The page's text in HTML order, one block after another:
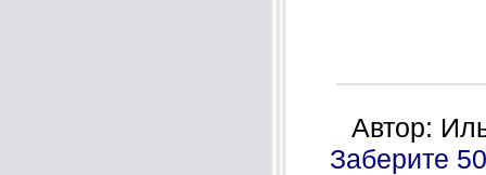
Автор:
Заберите